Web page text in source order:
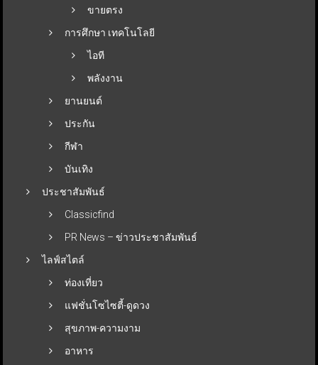
ขายตรง
การศึกษา เทคโนโลยี
ไอที
พลังงาน
ยานยนต์
ประกัน
กีฬา
บันเทิง
ประชาสัมพันธ์
Classicfind
PR News – ข่าวประชาสัมพันธ์
ไลฟ์สไตล์
ท่องเที่ยว
แฟชั่นโซไซตี้-ดูดวง
สุขภาพ-ความงาม
อาหาร